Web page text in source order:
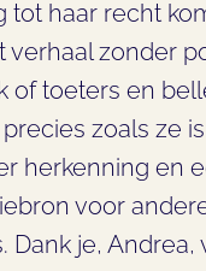
tot haar recht
verhaal zonder
of toeters en
zoals ze
herkenning en
voor
Dank je, Andrea,